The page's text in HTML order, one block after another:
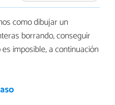
como dibujar un
borrando, conseguir
imposible, a continuación